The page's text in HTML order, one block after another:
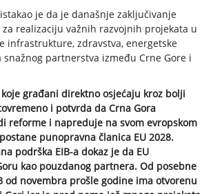
je da je današnje zaključivanje
za realizaciju važnih razvojnih projekata u
infrastrukture, zdravstva, energetske
partnerstva između Crne Gore i
građani direktno osjećaju kroz bolji
i potvrda da Crna Gora
reforme i napreduje na svom evropskom
punopravna članica EU 2028.
podrška EIB-a dokaz je da EU
kao pouzdanog partnera. Od posebne
od novembra prošle godine ima otvorenu